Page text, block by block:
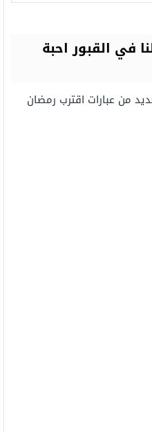
في القبور احبة
من عبارات اقترب رمضان